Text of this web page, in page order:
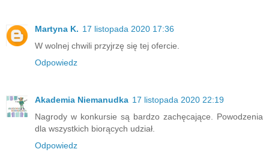
Martyna K. 17 listopada 2020 17:36
W wolnej chwili przyjrzę się tej ofercie.
Odpowiedz
Akademia Niemanudka 17 listopada 2020 22:19
Nagrody w konkursie są bardzo zachęcające. Powodzenia
dla wszystkich biorących udział.
Odpowiedz